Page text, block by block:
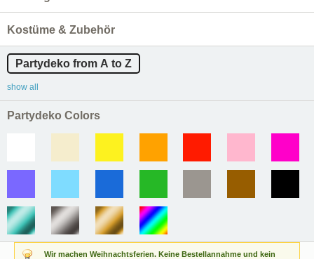
Wir machen Weihnachtsferien. Keine Bestellannahme und kein
Kostüme & Zubehör
Partydeko from A to Z
show all
Partydeko Colors